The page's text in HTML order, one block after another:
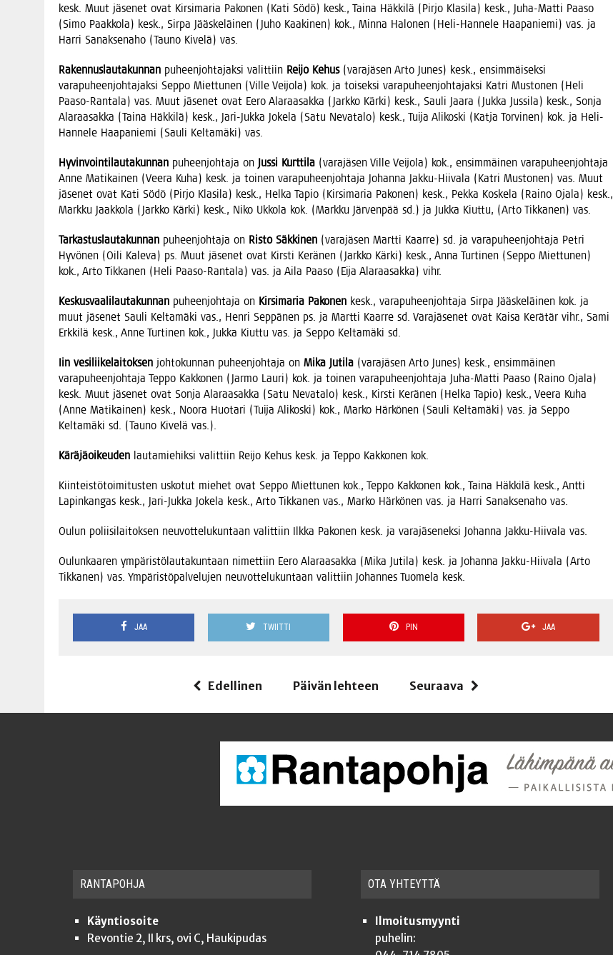
kesk. Muut jäse­net ovat Kir­si­ma­ria Pako­nen (Kati Södö) kesk., Tai­na Häk­ki­lä (Pir­jo Kla­si­la) kesk., Juha-Mat­ti Paa­so
(Simo Paak­ko­la) kesk., Sir­pa Jääs­ke­läi­nen (Juho Kaa­ki­nen) kok., Min­na Halo­nen (Heli-Han­ne­le Haa­pa­nie­mi) vas. ja
Har­ri Sanak­se­na­ho (Tau­no Kive­lä) vas.
Raken­nus­lau­ta­kun­nan puheen­joh­ta­jak­si valit­tiin Rei­jo Kehus(vara­jä­sen Arto Junes) kesk., ensim­mäi­sek­si
vara­pu­heen­joh­ta­jak­si Sep­po Miet­tu­nen (Vil­le Vei­jo­la) kok. ja toi­sek­si vara­pu­heen­joh­ta­jak­si Kat­ri Mus­to­nen (Heli
Paa­so-Ran­ta­la) vas. Muut jäse­net ovat Eero Ala­raa­sak­ka (Jark­ko Kär­ki) kesk., Sau­li Jaa­ra (Juk­ka Jus­si­la) kesk., Son­ja
Ala­raa­sak­ka (Tai­na Häk­ki­lä) kesk., Jari-Juk­ka Joke­la (Satu Neva­ta­lo) kesk., Tui­ja Ali­kos­ki (Kat­ja Tor­vi­nen) kok. ja Heli-
Han­ne­le Haa­pa­nie­mi (Sau­li Kel­ta­mä­ki) vas.
Hyvin­voin­ti­lau­ta­kun­nan puheen­joh­ta­ja on Jus­si Kurt­ti­la (vara­jä­sen Vil­le Vei­jo­la) kok., ensim­mäi­nen vara­pu­heen­joh­ta­ja
Anne Mati­kai­nen (Vee­ra Kuha) kesk. ja toi­nen vara­pu­heen­joh­ta­ja Johan­na Jak­ku-Hii­va­la (Kat­ri Mus­to­nen) vas. Muut
jäse­net ovat Kati Södö (Pir­jo Kla­si­la) kesk., Hel­ka Tapio (Kir­si­ma­ria Pako­nen) kesk., Pek­ka Kos­ke­la (Rai­no Oja­la) kesk.,
Mark­ku Jaak­ko­la (Jark­ko Kär­ki) kesk., Niko Ukko­la kok. (Mark­ku Jär­ven­pää sd.) ja Juk­ka Kiut­tu, (Arto Tik­ka­nen) vas.
Tar­kas­tus­lau­ta­kun­nan puheen­joh­ta­ja on Ris­to Säk­ki­nen (vara­jä­sen Mart­ti Kaar­re) sd. ja vara­pu­heen­joh­ta­ja Pet­ri
Hyvö­nen (Oili Kale­va) ps. Muut jäse­net ovat Kirs­ti Kerä­nen (Jark­ko Kär­ki) kesk., Anna Tur­ti­nen (Sep­po Miet­tu­nen)
kok., Arto Tik­ka­nen (Heli Paa­so-Ran­ta­la) vas. ja Aila Paa­so (Eija Ala­raa­sak­ka) vihr.
Kes­kus­vaa­li­lau­ta­kun­nan puheen­joh­ta­ja on Kir­si­ma­ria Pako­nen kesk., vara­pu­heen­joh­ta­ja Sir­pa Jääs­ke­läi­nen kok. ja
muut jäse­net Sau­li Kel­ta­mä­ki vas., Hen­ri Sep­pä­nen ps. ja Mart­ti Kaar­re sd. Vara­jä­se­net ovat Kai­sa Kerä­tär vihr., Sami
Erk­ki­lä kesk., Anne Tur­ti­nen kok., Juk­ka Kiut­tu vas. ja Sep­po Kel­ta­mä­ki sd.
Iin vesi­lii­ke­lai­tok­sen joh­to­kun­nan puheen­joh­ta­ja on Mika Juti­la (vara­jä­sen Arto Junes) kesk., ensim­mäi­nen
vara­pu­heen­joh­ta­ja Tep­po Kak­ko­nen (Jar­mo Lau­ri) kok. ja toi­nen vara­pu­heen­joh­ta­ja Juha-Mat­ti Paa­so (Rai­no Oja­la)
kesk. Muut jäse­net ovat Son­ja Ala­raa­sak­ka (Satu Neva­ta­lo) kesk., Kirs­ti Kerä­nen (Hel­ka Tapio) kesk., Vee­ra Kuha
(Anne Mati­kai­nen) kesk., Noo­ra Huo­ta­ri (Tui­ja Ali­kos­ki) kok., Mar­ko Här­kö­nen (Sau­li Kel­ta­mä­ki) vas. ja Sep­po
Kel­ta­mä­ki sd. (Tau­no Kive­lä vas.).
Kärä­jä­oi­keu­den lau­ta­mie­hik­si valit­tiin Rei­jo Kehus kesk. ja Tep­po Kak­ko­nen kok.
Kiin­teis­tö­toi­mi­tus­ten usko­tut mie­het ovat Sep­po Miet­tu­nen kok., Tep­po Kak­ko­nen kok., Tai­na Häk­ki­lä kesk., Ant­ti
Lapin­kan­gas kesk., Jari-Juk­ka Joke­la kesk., Arto Tik­ka­nen vas., Mar­ko Här­kö­nen vas. ja Har­ri Sanak­se­na­ho vas.
Oulun polii­si­lai­tok­sen neu­vot­te­lu­kun­taan valit­tiin Ilk­ka Pako­nen kesk. ja vara­jä­se­nek­si Johan­na Jak­ku-Hii­va­la vas.
Oulun­kaa­ren ympä­ris­tö­lau­ta­kun­taan nimet­tiin Eero Ala­raa­sak­ka (Mika Juti­la) kesk. ja Johan­na Jak­ku-Hii­va­la (Arto
Tik­ka­nen) vas. Ympä­ris­tö­pal­ve­lu­jen neu­vot­te­lu­kun­taan valit­tiin Johan­nes Tuo­me­la kesk.
JAA TWIITTI PIN JAA
Edellinen Päivän lehteen Seuraava
RAN­TA­POH­JA
Käyntiosoite
Revontie 2, II krs, ovi C, Haukipudas
OTA YHTEYT­TÄ
Ilmoitusmyynti
puhelin: